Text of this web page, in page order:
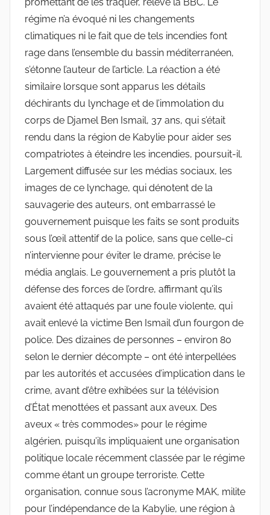
régime n’a évoqué ni les changements
climatiques ni le fait que de tels incendies font
rage dans l’ensemble du bassin méditerranéen,
s’étonne l’auteur de l’article. La réaction a été
similaire lorsque sont apparus les détails
déchirants du lynchage et de l’immolation du
corps de Djamel Ben Ismail, 37 ans, qui s’était
rendu dans la région de Kabylie pour aider ses
compatriotes à éteindre les incendies, poursuit-il.
Largement diffusée sur les médias sociaux, les
images de ce lynchage, qui dénotent de la
sauvagerie des auteurs, ont embarrassé le
gouvernement puisque les faits se sont produits
sous l’œil attentif de la police, sans que celle-ci
n’intervienne pour éviter le drame, précise le
média anglais. Le gouvernement a pris plutôt la
défense des forces de l’ordre, affirmant qu’ils
avaient été attaqués par une foule violente, qui
avait enlevé la victime Ben Ismail d’un fourgon de
police. Des dizaines de personnes – environ 80
selon le dernier décompte – ont été interpellées
par les autorités et accusées d’implication dans le
crime, avant d’être exhibées sur la télévision
d’État menottées et passant aux aveux. Des
aveux « très commodes» pour le régime
algérien, puisqu’ils impliquaient une organisation
politique locale récemment classée par le régime
comme étant un groupe terroriste. Cette
organisation, connue sous l’acronyme MAK, milite
pour l’indépendance de la Kabylie, une région à